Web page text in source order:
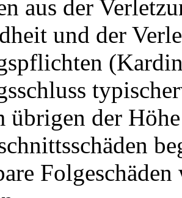
aus der
und der
übrigen der
Folgeschäden